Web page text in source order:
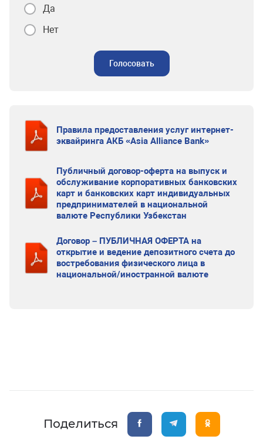
Да
Нет
Голосовать
Правила предоставления услуг интернет-
эквайринга АКБ «Asia Alliance Bank»
Публичный договор-оферта на выпуск и
обслуживание корпоративных банковских
карт и банковских карт индивидуальных
предпринимателей в национальной
валюте Республики Узбекстан
Договор – ПУБЛИЧНАЯ ОФЕРТА на
открытие и ведение депозитного счета до
востребования физического лица в
национальной/иностранной валюте
Поделиться